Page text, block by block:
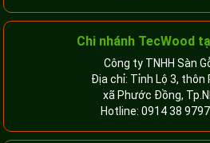
Chi nhánh TecWood
Công ty TNHH Sàn
Địa chỉ: Tỉnh Lộ 3, thôn
xã Phước Đồng,
Hotline: 0914 38 9797